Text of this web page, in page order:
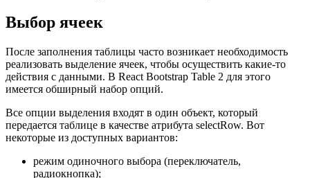
Выбор ячеек
После заполнения таблицы часто возникает необходимость
реализовать выделение ячеек, чтобы осуществить какие-то
действия с данными. В React Bootstrap Table 2 для этого
имеется обширный набор опций.
Все опции выделения входят в один объект, который
передается таблице в качестве атрибута selectRow. Вот
некоторые из доступных вариантов:
режим одиночного выбора (переключатель,
радиокнопка);